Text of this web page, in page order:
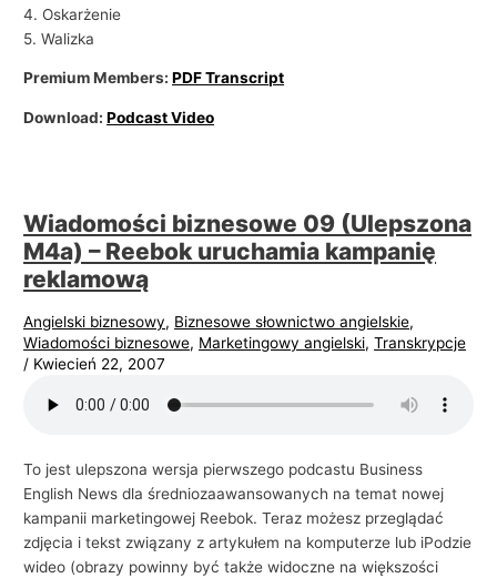
4. Oskarżenie
5. Walizka
Premium Members:PDF Transcript
Download:Podcast Video
Wiadomości biznesowe 09 (Ulepszona
M4a) – Reebok uruchamia kampanię
reklamową
Angielski biznesowy, Biznesowe słownictwo angielskie,
Wiadomości biznesowe, Marketingowy angielski,Transkrypcje
/ Kwiecień 22, 2007
To jest ulepszona wersja pierwszego podcastu Business
English News dla średniozaawansowanych na temat nowej
kampanii marketingowej Reebok. Teraz możesz przeglądać
zdjęcia i tekst związany z artykułem na komputerze lub iPodzie
wideo (obrazy powinny być także widoczne na większości